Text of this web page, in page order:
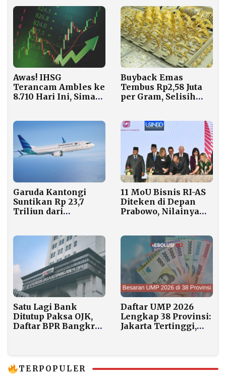
Awas! IHSG
Terancam Ambles ke
8.710 Hari Ini, Simak
Buyback Emas
Tembus Rp2,58 Juta
per Gram, Selisih
Garuda Kantongi
Suntikan Rp 23,7
Triliun dari
Melonjak
11 MoU Bisnis RI-AS
Diteken di Depan
Prabowo, Nilainya
Satu Lagi Bank
Ditutup Paksa OJK,
Daftar BPR Bangkrut
Daftar UMP 2026
Lengkap 38 Provinsi:
Jakarta Tertinggi,
TERPOPULER